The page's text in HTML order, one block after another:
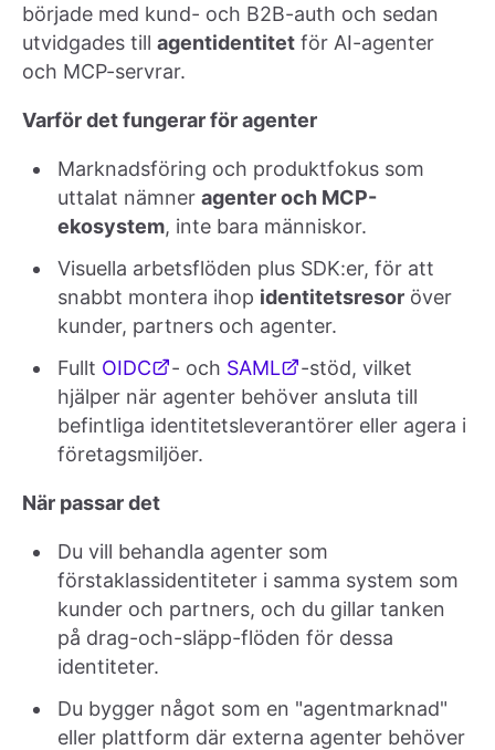
började med kund- och B2B-auth och sedan
utvidgades till agentidentitet för AI-agenter
och MCP-servrar.
Varför det fungerar för agenter
Marknadsföring och produktfokus som
uttalat nämner agenter och MCP-
ekosystem, inte bara människor.
Visuella arbetsflöden plus SDK:er, för att
snabbt montera ihop identitetsresor över
kunder, partners och agenter.
Fullt OIDC - och SAML
-stöd, vilket
hjälper när agenter behöver ansluta till
befintliga identitetsleverantörer eller agera i
företagsmiljöer.
När passar det
Du vill behandla agenter som
förstaklassidentiteter i samma system som
kunder och partners, och du gillar tanken
på drag-och-släpp-flöden för dessa
identiteter.
Du bygger något som en "agentmarknad"
eller plattform där externa agenter behöver